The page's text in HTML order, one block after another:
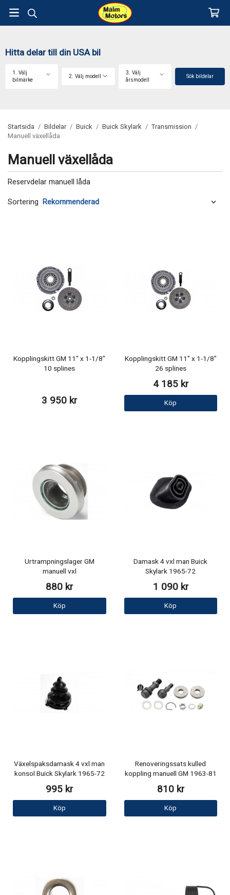
Hitta delar till din USA bil
1. Välj
bilmärke
2. Välj modell
3. Välj
årsmodell
Sök bildelar
Startsida / Bildelar / Buick / Buick Skylark / Transmission /
Manuell växellåda
Manuell växellåda
Reservdelar manuell låda
Sortering
Kopplingskitt GM 11" x 1-1/8"
10 splines
3 950 kr
Kopplingskitt GM 11" x 1-1/8"
26 splines
4 185 kr
Köp
Urtrampningslager GM
manuell vxl
880 kr
Köp
Damask 4 vxl man Buick
Skylark 1965-72
1 090 kr
Köp
Växelspaksdamask 4 vxl man
konsol Buick Skylark 1965-72
995 kr
Köp
Renoveringssats kulled
koppling manuell GM 1963-81
810 kr
Köp